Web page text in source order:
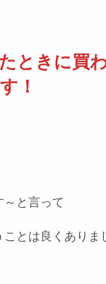
ときに買わ
！
と言って
とは良くありま